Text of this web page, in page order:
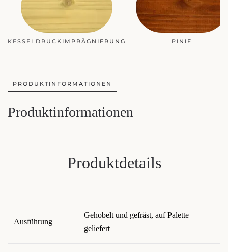
PINIE MAHAGONI
PRODUKTINFORMATIONEN
Produktinformationen
Produktdetails
Ausführung
Gehobelt und gefräst, auf Palette
geliefert